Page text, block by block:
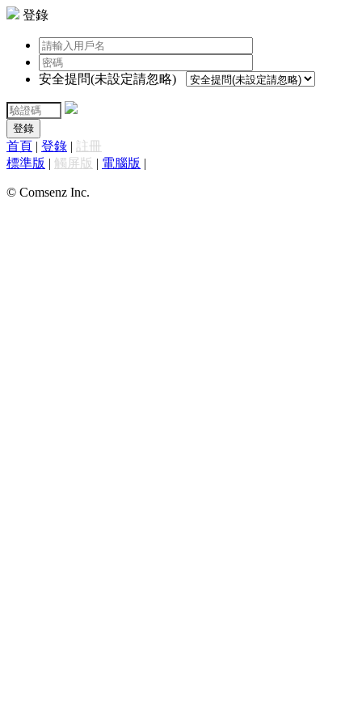
登錄
安全提問(未設定請忽略)
登錄
首頁 | 登錄 | 註冊
標準版 | 觸屏版 | 電腦版 |
© Comsenz Inc.